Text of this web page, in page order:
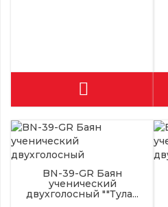
BN-39-GR Баян
ученический
двухголосный ""Тула...